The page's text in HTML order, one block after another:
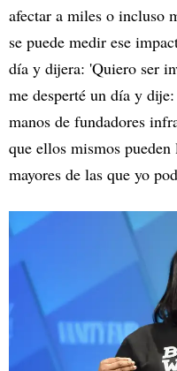
afectar a miles o incluso
se puede medir ese
día y dijera: 'Quiero ser
me desperté un día y
manos de fundadores
que ellos mismos
mayores de las que yo